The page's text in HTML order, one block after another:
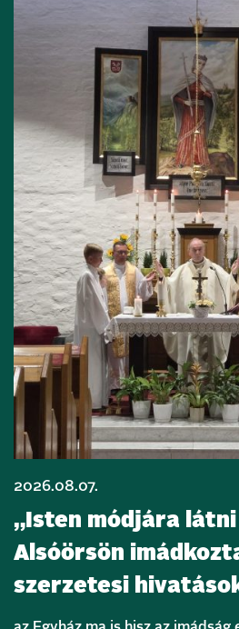
2026.08.07.
„Isten módjára
Alsóörsön
szerzetesi